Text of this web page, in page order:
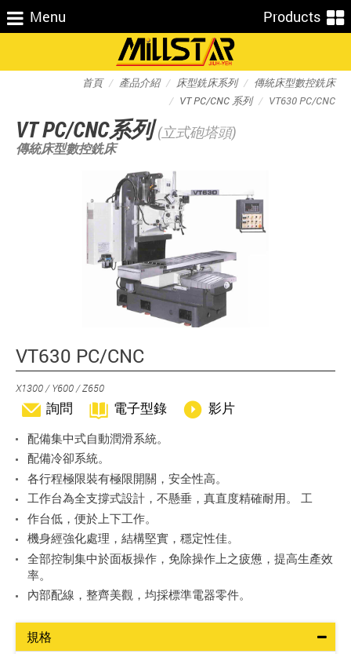
Menu Products
首頁 產品介紹 床型銑床系列
傳統床型數控銑床
VT PC/CNC 系列
VT630 PC/CNC
VT PC/CNC系列(立式砲塔頭)
傳統床型數控銑床
VT630 PC/CNC
X1300 / Y600 / Z650
詢問 電子型錄 影片
配備集中式自動潤滑系統。
配備冷卻系統。
各行程極限裝有極限開關，安全性高。
工作台為全支撐式設計，不懸垂，真直度精確耐用。 工
作台低，便於上下工作。
機身經強化處理，結構堅實，穩定性佳。
全部控制集中於面板操作，免除操作上之疲憊，提高生產效
率。
內部配線，整齊美觀，均採標準電器零件。
規格